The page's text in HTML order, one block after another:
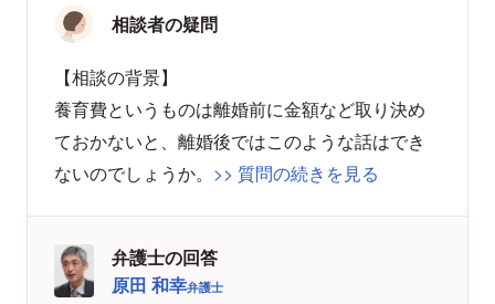
相談者の疑問
【相談の背景】
養育費というものは離婚前に金額など取り決め
ておかないと、離婚後ではこのような話はでき
ないのでしょうか。 >> 質問の続きを見る
弁護士の回答
原田 和幸弁護士